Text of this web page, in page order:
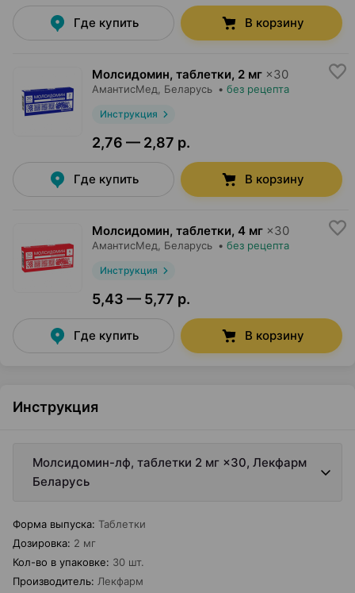
Где купить В корзину
Молсидомин, таблетки, 2 мг ×30
АмантисМед , Беларусь • без рецепта
Инструкция
2,76 — 2,87 р.
Где купить В корзину
Молсидомин, таблетки, 4 мг ×30
АмантисМед , Беларусь • без рецепта
Инструкция
5,43 — 5,77 р.
Где купить В корзину
Инструкция
Молсидомин-лф, таблетки 2 мг ×30, Лекфарм
Беларусь
Форма выпуска: Таблетки
Дозировка: 2 мг
Кол-во в упаковке: 30 шт.
Производитель: Лекфарм